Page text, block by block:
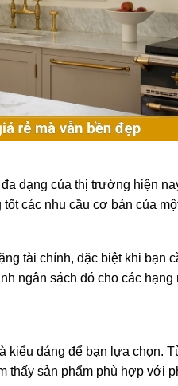
dạng của thị trường hiện
các nhu cầu cơ bản của
tài chính, đặc biệt khi bạn
ngân sách đó cho các hạng
kiểu dáng để bạn lựa chọn.
thấy sản phẩm phù hợp với